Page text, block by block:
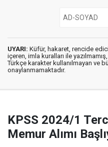
UYARI: Küfür, hakaret, rencide
içeren, imla kuralları ile yazılmamış,
Türkçe karakter kullanılmayan ve
onaylanmamaktadır.
KPSS 2024/1
Memur Alımı